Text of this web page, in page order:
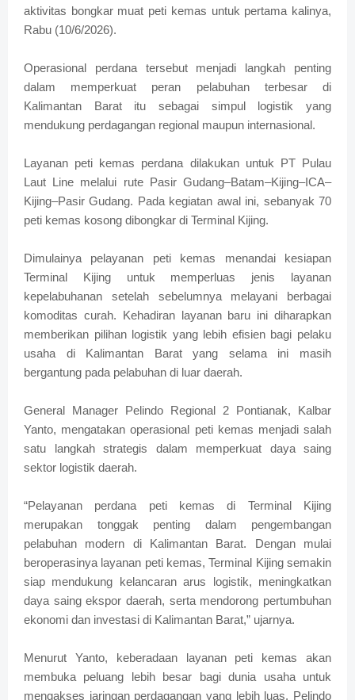
aktivitas bongkar muat peti kemas untuk pertama kalinya,
Rabu (10/6/2026).
Operasional perdana tersebut menjadi langkah penting
dalam memperkuat peran pelabuhan terbesar di
Kalimantan Barat itu sebagai simpul logistik yang
mendukung perdagangan regional maupun internasional.
Layanan peti kemas perdana dilakukan untuk PT Pulau
Laut Line melalui rute Pasir Gudang–Batam–Kijing–ICA–
Kijing–Pasir Gudang. Pada kegiatan awal ini, sebanyak 70
peti kemas kosong dibongkar di Terminal Kijing.
Dimulainya pelayanan peti kemas menandai kesiapan
Terminal Kijing untuk memperluas jenis layanan
kepelabuhanan setelah sebelumnya melayani berbagai
komoditas curah. Kehadiran layanan baru ini diharapkan
memberikan pilihan logistik yang lebih efisien bagi pelaku
usaha di Kalimantan Barat yang selama ini masih
bergantung pada pelabuhan di luar daerah.
General Manager Pelindo Regional 2 Pontianak, Kalbar
Yanto, mengatakan operasional peti kemas menjadi salah
satu langkah strategis dalam memperkuat daya saing
sektor logistik daerah.
“Pelayanan perdana peti kemas di Terminal Kijing
merupakan tonggak penting dalam pengembangan
pelabuhan modern di Kalimantan Barat. Dengan mulai
beroperasinya layanan peti kemas, Terminal Kijing semakin
siap mendukung kelancaran arus logistik, meningkatkan
daya saing ekspor daerah, serta mendorong pertumbuhan
ekonomi dan investasi di Kalimantan Barat,” ujarnya.
Menurut Yanto, keberadaan layanan peti kemas akan
membuka peluang lebih besar bagi dunia usaha untuk
mengakses jaringan perdagangan yang lebih luas. Pelindo